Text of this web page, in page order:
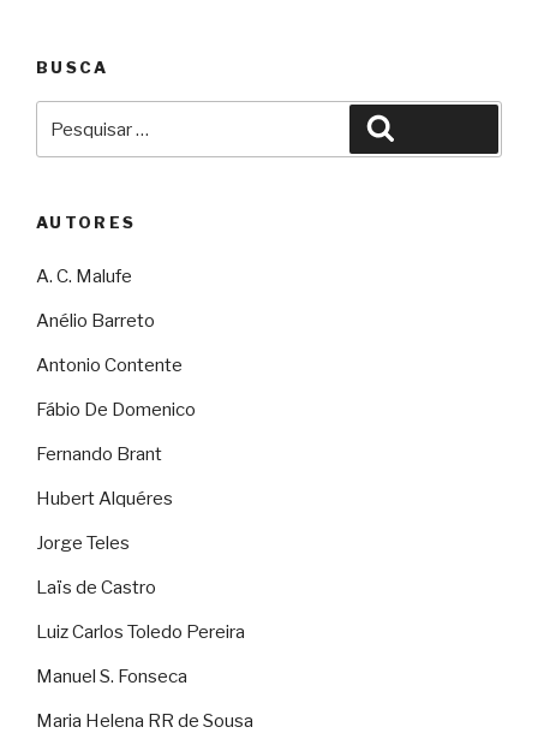
BUSCA
por:
AUTORES
A. C. Malufe
Anélio Barreto
Antonio Contente
Fábio De Domenico
Fernando Brant
Hubert Alquéres
Jorge Teles
Laïs de Castro
Luiz Carlos Toledo Pereira
Manuel S. Fonseca
Maria Helena RR de Sousa